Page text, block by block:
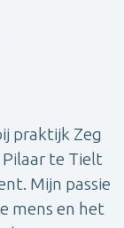
praktijk Zeg
te Tielt
Mijn passie
mens en het